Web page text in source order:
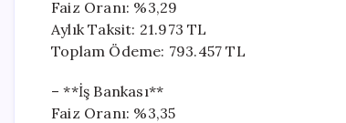
Faiz Oranı: %3,29
Aylık Taksit: 21.973 TL
Toplam Ödeme: 793.457 TL
– **İş Bankası**
Faiz Oranı: %3,35